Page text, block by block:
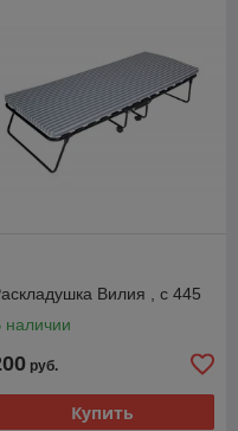
Вилия , с 445
наличии
руб.
Купить